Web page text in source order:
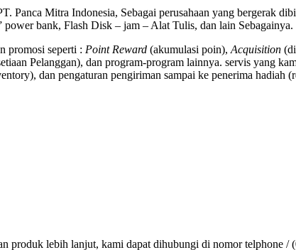
Panca Mitra Indonesia, Sebagai perusahaan yang bergerak
bank, Flash Disk – jam – Alat Tulis, dan lain Sebagainya.
promosi seperti : Point Reward (akumulasi poin), Acquisition
Pelanggan), dan program-program lainnya. servis yang
dan pengaturan pengiriman sampai ke penerima hadiah
produk lebih lanjut, kami dapat dihubungi di nomor telphone